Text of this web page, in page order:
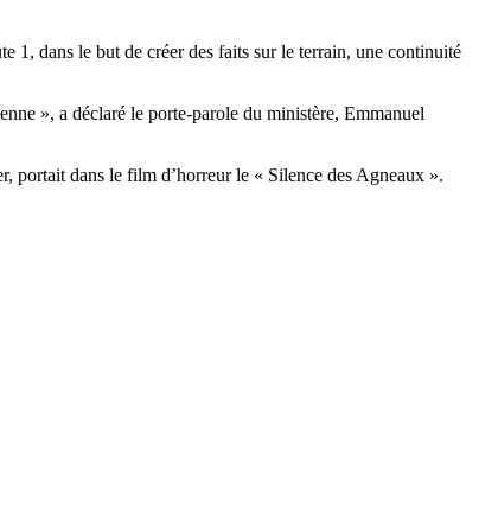
1, dans le but de créer des faits sur le terrain, une continuité
», a déclaré le porte-parole du ministère, Emmanuel
portait dans le film d’horreur le « Silence des Agneaux ».